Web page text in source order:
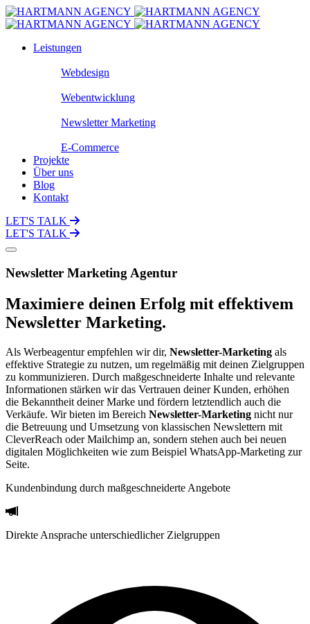
Leistungen
Webdesign
Webentwicklung
Newsletter Marketing
E-Commerce
Projekte
Über uns
Blog
Kontakt
LET'S TALK
LET'S TALK
Newsletter Marketing Agentur
Maximiere deinen Erfolg mit effektivem
Newsletter Marketing.
Als Werbeagentur empfehlen wir dir, Newsletter-Marketing als
effektive Strategie zu nutzen, um regelmäßig mit deinen Zielgruppen
zu kommunizieren. Durch maßgeschneiderte Inhalte und relevante
Informationen stärken wir das Vertrauen deiner Kunden, erhöhen
die Bekanntheit deiner Marke und fördern letztendlich auch die
Verkäufe. Wir bieten im Bereich Newsletter-Marketing nicht nur
die Betreuung und Umsetzung von klassischen Newslettern mit
CleverReach oder Mailchimp an, sondern stehen auch bei neuen
digitalen Möglichkeiten wie zum Beispiel WhatsApp-Marketing zur
Seite.
Kundenbindung durch maßgeschneiderte Angebote
Direkte Ansprache unterschiedlicher Zielgruppen